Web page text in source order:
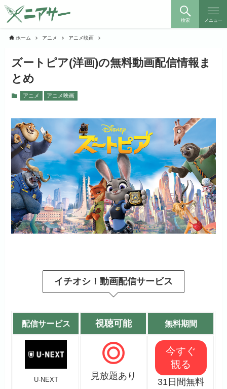
検索 メニュー
ホーム アニメ アニメ映画
ズートピア(洋画)の無料動画配信情報ま
とめ
アニメ アニメ映画
イチオシ！動画配信サービス
配信サービス 視聴可能 無料期間
U-NEXT 見放題あり
今すぐ
観る
31日間無料